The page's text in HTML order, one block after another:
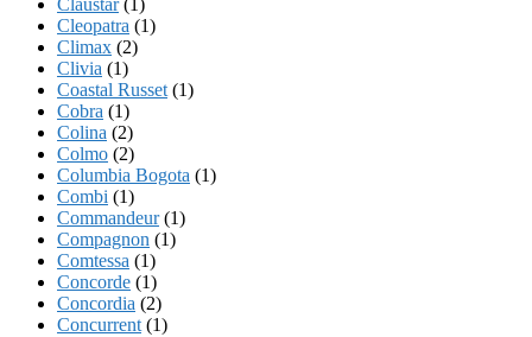
Cleopatra (1)
Climax (2)
Clivia (1)
Coastal Russet (1)
Cobra (1)
Colina (2)
Colmo (2)
Columbia Bogota (1)
Combi (1)
Commandeur(1)
Compagnon (1)
Comtessa (1)
Concorde (1)
Concordia (2)
Concurrent (1)